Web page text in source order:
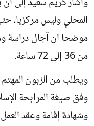
المحلي وليس مركزيا،
موضحا ان آجال دراسة
من 36 إلى 72 ساعة.
ويطلب من الزبون المهتم
وفق صيغة المرابحة
وشهادة إقامة وعقد